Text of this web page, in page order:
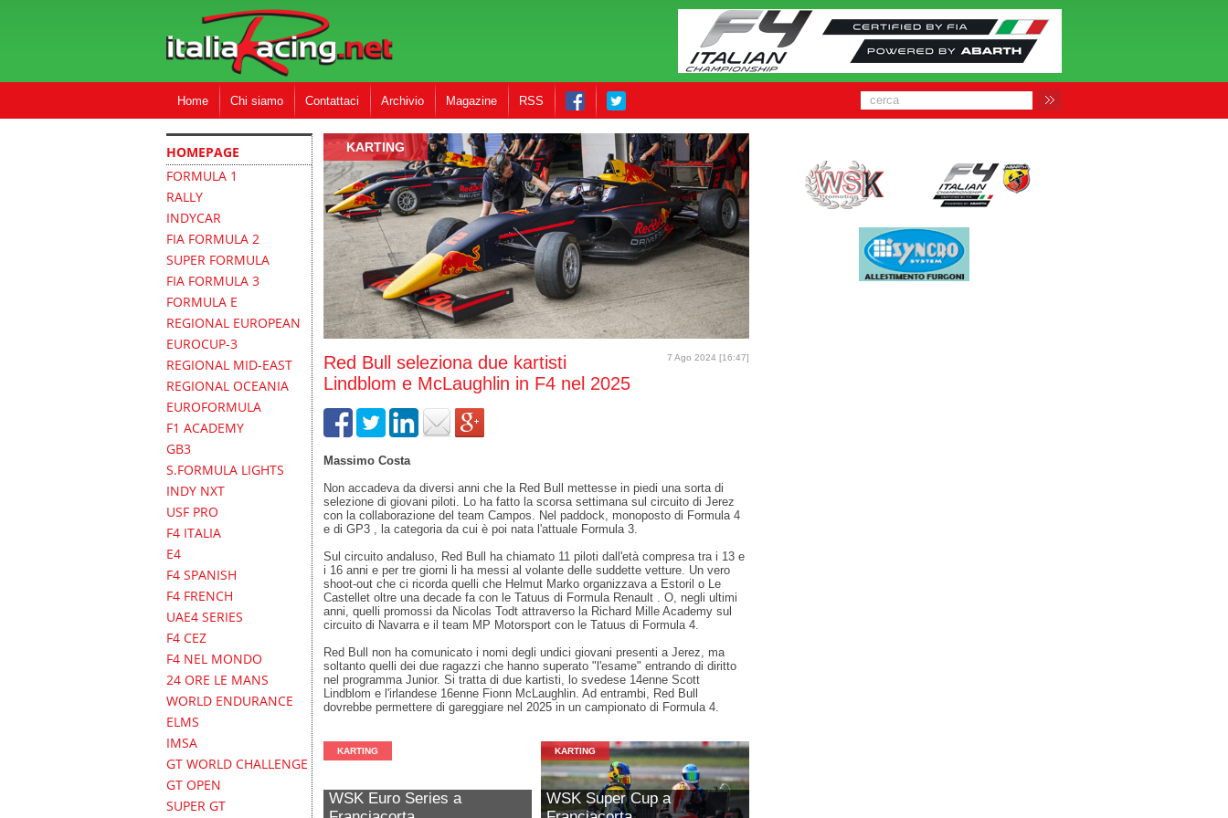
Home Chi siamo Contattaci Archivio Magazine RSS
HOMEPAGE
FORMULA 1
RALLY
INDYCAR
FIA FORMULA 2
SUPER FORMULA
FIA FORMULA 3
FORMULA E
REGIONAL EUROPEAN
EUROCUP-3
REGIONAL MID-EAST
REGIONAL OCEANIA
EUROFORMULA
F1 ACADEMY
GB3
S.FORMULA LIGHTS
INDY NXT
USF PRO
F4 ITALIA
E4
F4 SPANISH
F4 FRENCH
UAE4 SERIES
F4 CEZ
F4 NEL MONDO
24 ORE LE MANS
WORLD ENDURANCE
ELMS
IMSA
GT WORLD CHALLENGE
GT OPEN
SUPER GT
KARTING
7 Ago 2024 [16:47]
Red Bull seleziona due kartisti
Lindblom e McLaughlin in F4 nel 2025
Massimo Costa
Non accadeva da diversi anni che la Red Bull mettesse in piedi una sorta di
selezione di giovani piloti. Lo ha fatto la scorsa settimana sul circuito di Jerez
con la collaborazione del team Campos. Nel paddock, monoposto di Formula 4
e di GP3 , la categoria da cui è poi nata l'attuale Formula 3.
Sul circuito andaluso, Red Bull ha chiamato 11 piloti dall'età compresa tra i 13 e
i 16 anni e per tre giorni li ha messi al volante delle suddette vetture. Un vero
shoot-out che ci ricorda quelli che Helmut Marko organizzava a Estoril o Le
Castellet oltre una decade fa con le Tatuus di Formula Renault . O, negli ultimi
anni, quelli promossi da Nicolas Todt attraverso la Richard Mille Academy sul
circuito di Navarra e il team MP Motorsport con le Tatuus di Formula 4.
Red Bull non ha comunicato i nomi degli undici giovani presenti a Jerez, ma
soltanto quelli dei due ragazzi che hanno superato "l'esame" entrando di diritto
nel programma Junior. Si tratta di due kartisti, lo svedese 14enne Scott
Lindblom e l'irlandese 16enne Fionn McLaughlin. Ad entrambi, Red Bull
dovrebbe permettere di gareggiare nel 2025 in un campionato di Formula 4.
KARTING
WSK Euro Series a
KARTING
WSK Super Cup a